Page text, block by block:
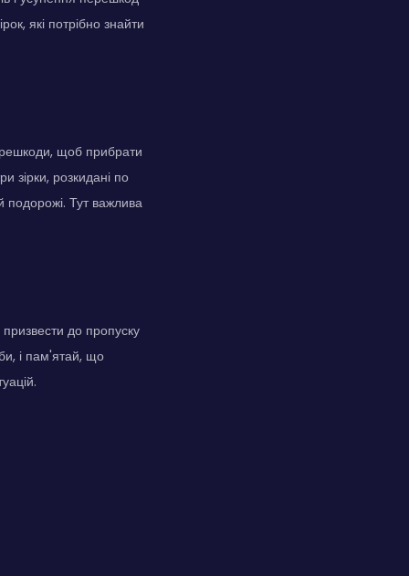
які потрібно знайти
щоб прибрати
зірки, розкидані по
подорожі. Тут важлива
до пропуску
і пам'ятай, що